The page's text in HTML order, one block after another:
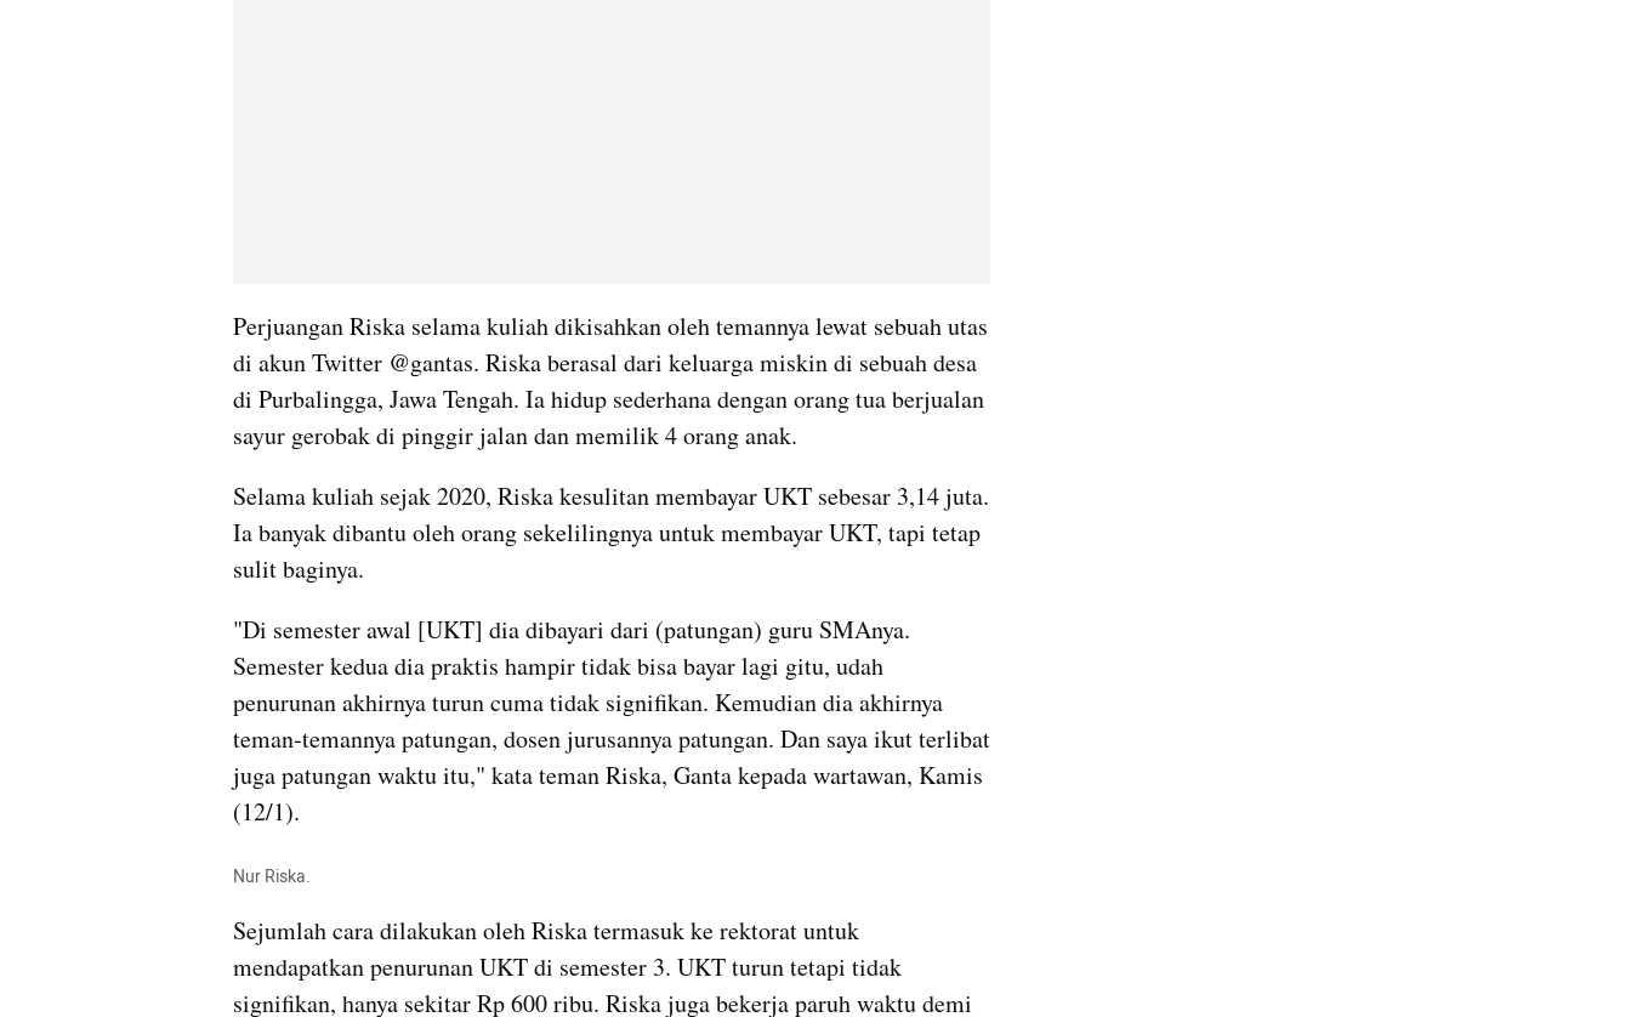
Perjuangan Riska selama kuliah dikisahkan oleh temannya lewat sebuah utas
di akun Twitter @gantas. Riska berasal dari keluarga miskin di sebuah desa
di Purbalingga, Jawa Tengah. Ia hidup sederhana dengan orang tua berjualan
sayur gerobak di pinggir jalan dan memilik 4 orang anak.
Selama kuliah sejak 2020, Riska kesulitan membayar UKT sebesar 3,14 juta.
Ia banyak dibantu oleh orang sekelilingnya untuk membayar UKT, tapi tetap
sulit baginya.
"Di semester awal [UKT] dia dibayari dari (patungan) guru SMAnya.
Semester kedua dia praktis hampir tidak bisa bayar lagi gitu, udah
penurunan akhirnya turun cuma tidak signifikan. Kemudian dia akhirnya
teman-temannya patungan, dosen jurusannya patungan. Dan saya ikut terlibat
juga patungan waktu itu," kata teman Riska, Ganta kepada wartawan, Kamis
(12/1).
Nur Riska.
Sejumlah cara dilakukan oleh Riska termasuk ke rektorat untuk
mendapatkan penurunan UKT di semester 3. UKT turun tetapi tidak
signifikan, hanya sekitar Rp 600 ribu. Riska juga bekerja paruh waktu demi